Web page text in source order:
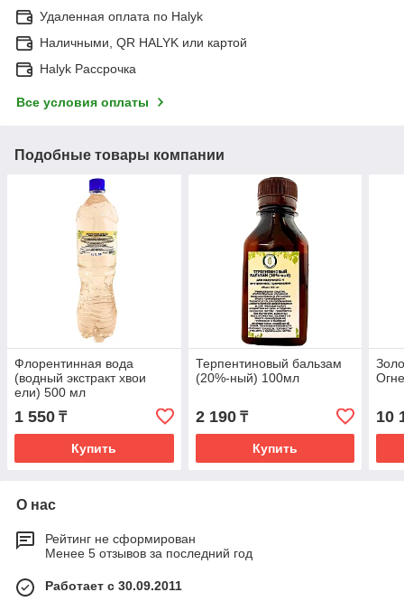
Удаленная оплата по Halyk
Наличными, QR HALYK или картой
Halyk Рассрочка
Все условия оплаты
Подобные товары компании
Флорентинная вода
(водный экстракт хвои
ели) 500 мл
1 550 ₸
Купить
Терпентиновый бальзам
(20%-ный) 100мл
2 190₸
Купить
10
О нас
Рейтинг не сформирован
Менее 5 отзывов за последний год
Работает с 30.09.2011